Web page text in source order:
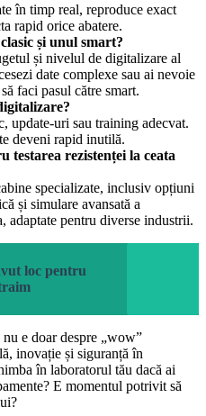
în timp real, reproduce exact
rapid orice abatere.
și unul smart?
și nivelul de digitalizare al
date complexe sau ai nevoie
faci pasul către smart.
update-uri sau training adecvat.
deveni rapid inutilă.
testarea rezistenței la ceata
specializate, inclusiv opțiuni
și simulare avansată a
adaptate pentru diverse industrii.
loc pentru
e doar despre „wow”
inovație și siguranță în
în laboratorul tău dacă ai
E momentul potrivit să